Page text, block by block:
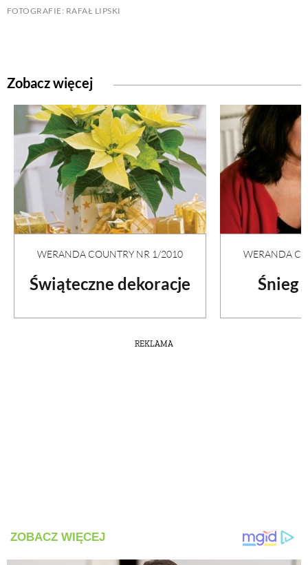
FOTOGRAFIE: RAFAŁ LIPSKI
Zobacz więcej
WERANDA COUNTRY NR 1/2010
Świąteczne dekoracje
WERANDA
Śnieg
REKLAMA